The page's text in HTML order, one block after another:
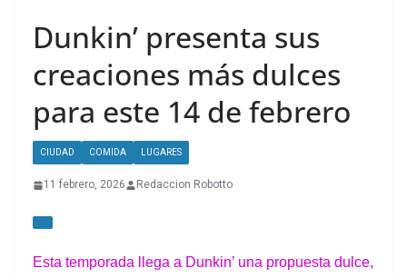
Dunkin’ presenta sus
creaciones más dulces
para este 14 de febrero
CIUDAD COMIDA LUGARES
11 febrero, 2026 Redaccion Robotto
Esta temporada llega a Dunkin’ una propuesta dulce,